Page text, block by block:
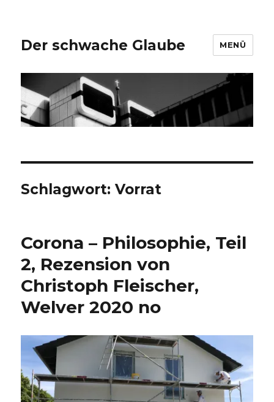
Der schwache Glaube MENÜ
Schlagwort:Vorrat
Corona – Philosophie, Teil
2, Rezension von
Christoph Fleischer,
Welver 2020 no